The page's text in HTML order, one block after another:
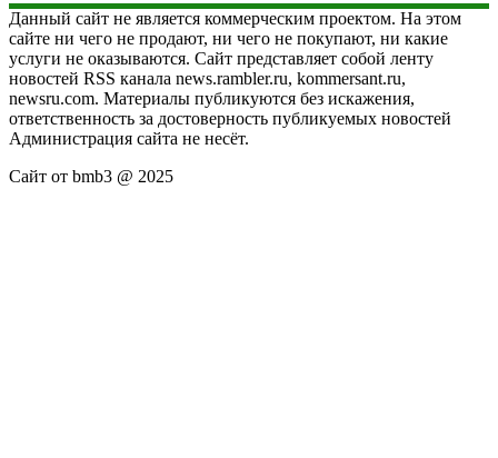
Данный сайт не является коммерческим проектом. На этом
сайте ни чего не продают, ни чего не покупают, ни какие
услуги не оказываются. Сайт представляет собой ленту
новостей RSS канала news.rambler.ru, kommersant.ru,
newsru.com. Материалы публикуются без искажения,
ответственность за достоверность публикуемых новостей
Администрация сайта не несёт.
Сайт от bmb3 @ 2025